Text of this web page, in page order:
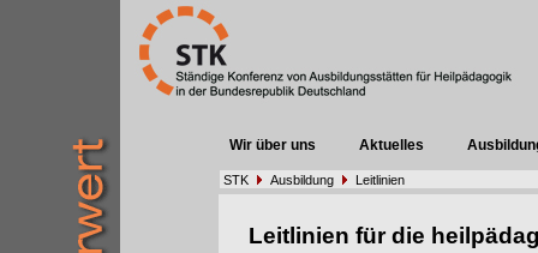
Wir über uns Aktuelles
STK Ausbildung Leitlinien
Leitlinien für die